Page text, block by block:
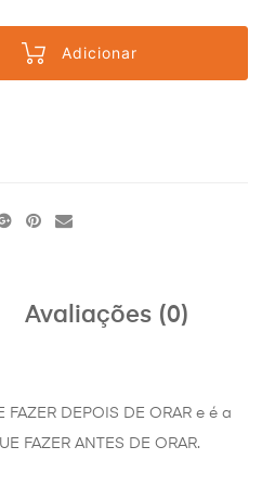
Adicionar
Avaliações (0)
DEPOIS DE ORAR e é a
FAZER ANTES DE ORAR.